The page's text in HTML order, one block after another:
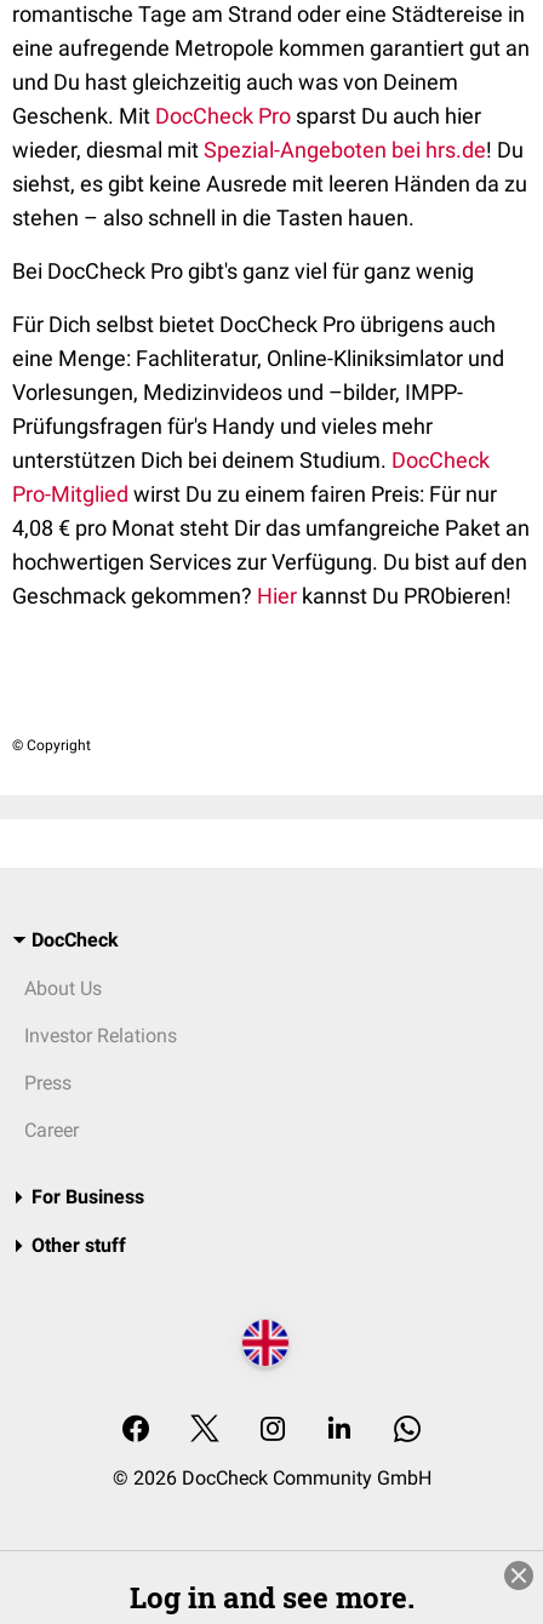
romantische Tage am Strand oder eine Städtereise in
eine aufregende Metropole kommen garantiert gut an
und Du hast gleichzeitig auch was von Deinem
Geschenk. Mit DocCheck Pro sparst Du auch hier
wieder, diesmal mitSpezial-Angeboten bei hrs.de! Du
siehst, es gibt keine Ausrede mit leeren Händen da zu
stehen – also schnell in die Tasten hauen.
Bei DocCheck Pro gibt's ganz viel für ganz wenig
Für Dich selbst bietet DocCheck Pro übrigens auch
eine Menge: Fachliteratur, Online-Kliniksimlator und
Vorlesungen, Medizinvideos und –bilder, IMPP-
Prüfungsfragen für's Handy und vieles mehr
unterstützen Dich bei deinem Studium. DocCheck
Pro-Mitglied wirst Du zu einem fairen Preis: Für nur
4,08 € pro Monat steht Dir das umfangreiche Paket an
hochwertigen Services zur Verfügung. Du bist auf den
Geschmack gekommen? Hier kannst Du PRObieren!
© Copyright
DocCheck
About Us
Investor Relations
Press
Career
For Business
Other stuff
© 2026 DocCheck Community GmbH
Log in and see more.